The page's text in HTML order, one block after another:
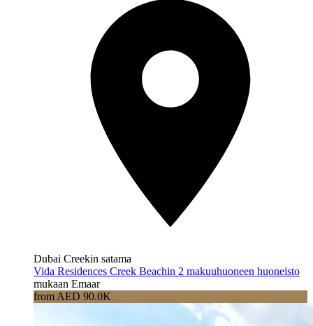
Dubai Creekin satama
Vida Residences Creek Beachin 2 makuuhuoneen huoneisto
mukaan Emaar
from AED 90.0K